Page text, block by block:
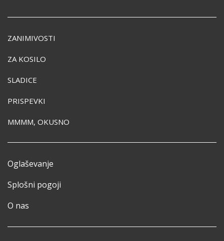
ZANIMIVOSTI
ZA KOSILO
SLADICE
PRISPEVKI
MMMM, OKUSNO
Oglaševanje
Splošni pogoji
O nas